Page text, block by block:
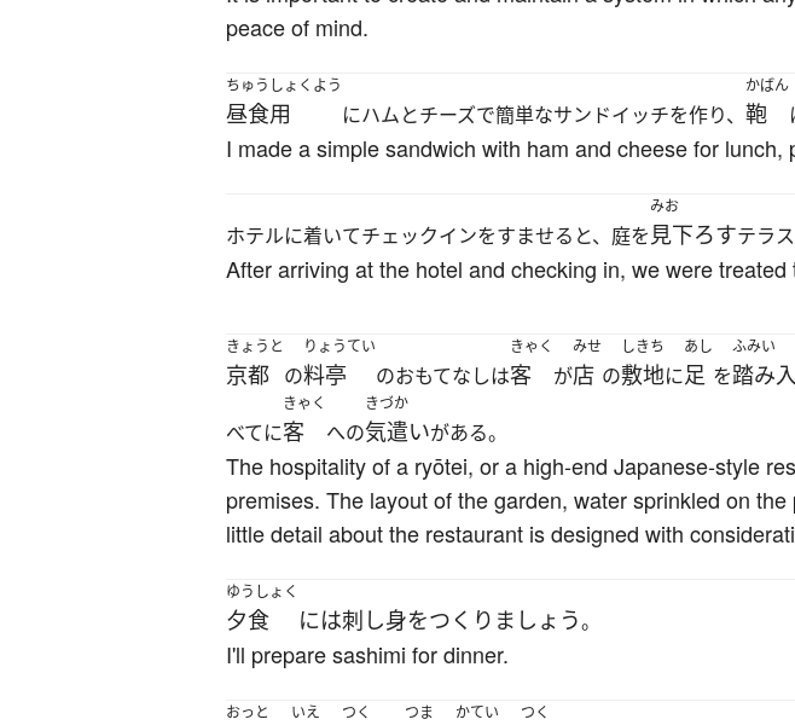
peace of mind.
ちゅうしょくよう
昼食用 にハムとチーズで簡単なサンドイッチを作り、
かばん
鞄
I made a simple sandwich with ham and cheese for
ホテルに着いてチェックインをすませると、庭を
みお
見下ろすテラ
After arriving at the hotel and checking in, we were
きょうと
京都 の
りょうてい
料亭 のおもてなしは
きゃく
客 が
みせ
店 の
しきち
敷地に
あし
足 を
ふみい
踏み
べてに
きゃく
客 への
きづか
気遣いがある。
The hospitality of a ryōtei, or a high-end Japanese-style
premises. The layout of the garden, water sprinkled on
little detail about the restaurant is designed with
ゆうしょく
夕食 には刺し身をつくりましょう。
I'll prepare sashimi for dinner.
おっと
いえ つく つま かてい つく